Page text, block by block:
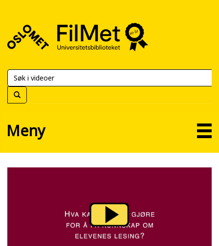
FilMet
Universitetsbiblioteket
Meny